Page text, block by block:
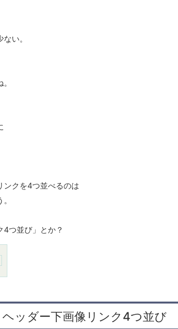
い。
ンクを4つ並べるのは
4つ並び」とか？
ヘッダー下画像リンク4つ並び